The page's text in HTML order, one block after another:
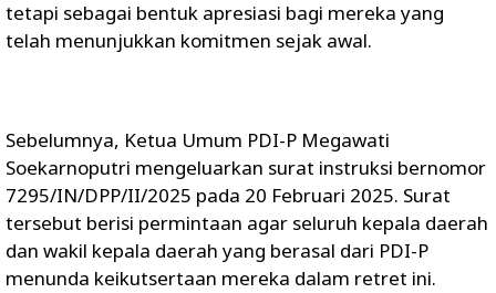
tetapi sebagai bentuk apresiasi bagi mereka yang
telah menunjukkan komitmen sejak awal.
Sebelumnya, Ketua Umum PDI-P Megawati
Soekarnoputri mengeluarkan surat instruksi bernomor
7295/IN/DPP/II/2025 pada 20 Februari 2025. Surat
tersebut berisi permintaan agar seluruh kepala daerah
dan wakil kepala daerah yang berasal dari PDI-P
menunda keikutsertaan mereka dalam retret ini.